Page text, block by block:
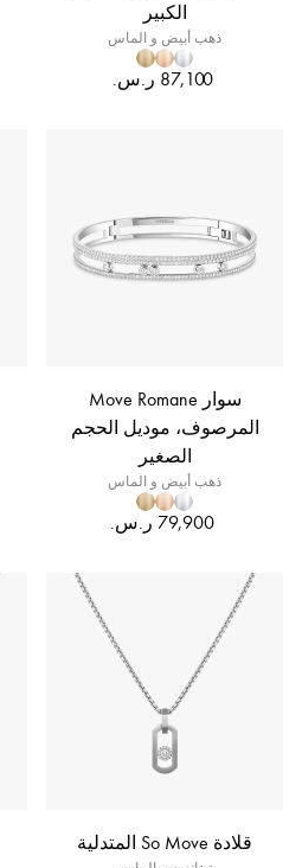
الكبير
ذهب أبيض و الماس
‏87,100 ر.س.‏
سوار Move Romane
المرصوف، موديل الحجم
الصغير
ذهب أبيض و الماس
قلادة So Move المتدلية